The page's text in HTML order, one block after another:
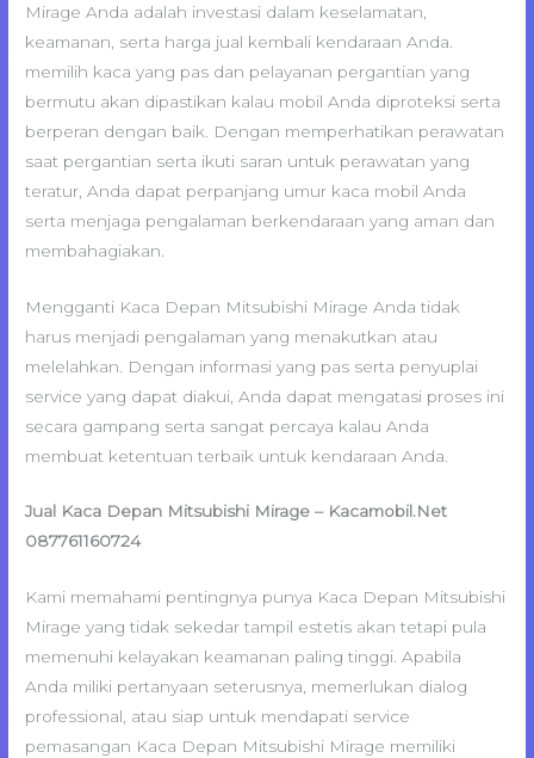
Mirage Anda adalah investasi dalam keselamatan,
keamanan, serta harga jual kembali kendaraan Anda.
memilih kaca yang pas dan pelayanan pergantian yang
bermutu akan dipastikan kalau mobil Anda diproteksi serta
berperan dengan baik. Dengan memperhatikan perawatan
saat pergantian serta ikuti saran untuk perawatan yang
teratur, Anda dapat perpanjang umur kaca mobil Anda
serta menjaga pengalaman berkendaraan yang aman dan
membahagiakan.
Mengganti Kaca Depan Mitsubishi Mirage Anda tidak
harus menjadi pengalaman yang menakutkan atau
melelahkan. Dengan informasi yang pas serta penyuplai
service yang dapat diakui, Anda dapat mengatasi proses ini
secara gampang serta sangat percaya kalau Anda
membuat ketentuan terbaik untuk kendaraan Anda.
Jual Kaca Depan Mitsubishi Mirage – Kacamobil.Net
087761160724
Kami memahami pentingnya punya Kaca Depan Mitsubishi
Mirage yang tidak sekedar tampil estetis akan tetapi pula
memenuhi kelayakan keamanan paling tinggi. Apabila
Anda miliki pertanyaan seterusnya, memerlukan dialog
professional, atau siap untuk mendapati service
pemasangan Kaca Depan Mitsubishi Mirage memiliki